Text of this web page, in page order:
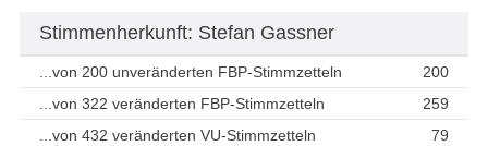
Stimmenherkunft: Stefan Gassner
...von 200 unveränderten FBP-Stimmzetteln
200
...von 322 veränderten FBP-Stimmzetteln
259
...von 432 veränderten VU-Stimmzetteln
79